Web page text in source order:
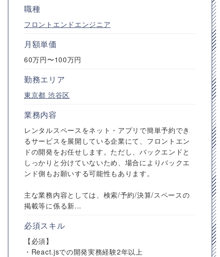
職種
フロントエンドエンジニア
月額単価
60万円〜100万円
勤務エリア
東京都 渋谷区
業務内容
レンタルスペースをネット・アプリで簡単予約でき
るサービスを展開している企業にて、フロントエン
ドの開発をお任せします。ただし、バックエンドと
しっかりと分けていないため、場合によりバックエ
ンド側もお願いする可能性もあります。
主な業務内容としては、検索/予約/決算/スペースの
掲載等に係る新...
必須スキル
【必須】
・React.jsでの開発実務経験2年以上